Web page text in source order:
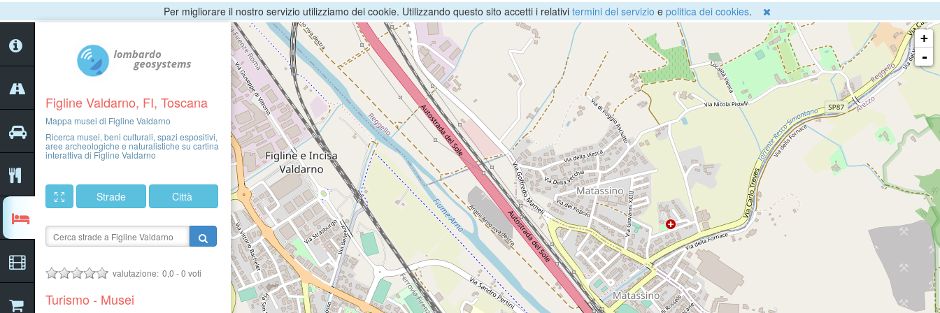
Per migliorare il nostro servizio utilizziamo dei cookie. Utilizzando questo sito accetti i relativi termini del servizio e politica dei cookies.
+
-
Figline Valdarno, FI, Toscana
Mappa musei di Figline Valdarno
Ricerca musei, beni culturali, spazi espositivi,
aree archeologiche e naturalistiche su cartina
interattiva di Figline Valdarno
Strade Città
valutazione: 0,0 -0 voti
Turismo - Musei